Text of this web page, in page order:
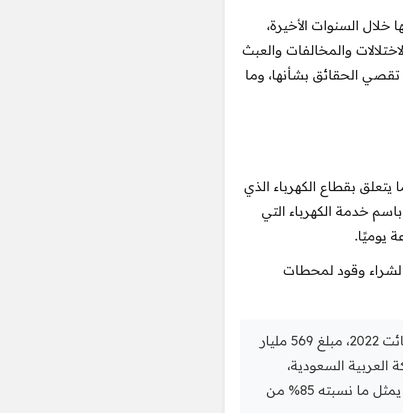
خلال السنوات الأخيرة،
والمخالفات والعبث
تقصي الحقائق بشأنها، وما
بقطاع الكهرباء الذي
خدمة الكهرباء التي
بين 100 و150 مليون دولار، لشراء وقود لمحطات
وبلغت الموازنة الحكومية المخصصة للكهرباء خلال العام الفائت 2022، مبلغ 569 مليار
السعودية،
ودون احتساب موازنة المؤسسة العامة للكهرباء. وهذا الرقم يمثل ما نسبته 85% من